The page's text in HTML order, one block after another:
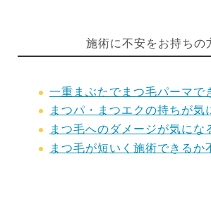
施術に不安をお持ちの
一重まぶたでまつ毛パーマで
まつパ・まつエクの持ちが気
まつ毛へのダメージが気にな
まつ毛が短いく施術できるか